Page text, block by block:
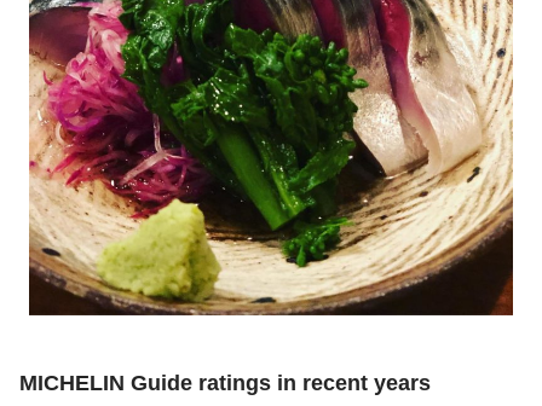
MICHELIN Guide ratings in recent years